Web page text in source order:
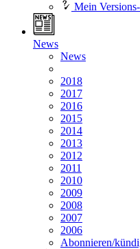
Mein
News
News
2018
2017
2016
2015
2014
2013
2012
2011
2010
2009
2008
2007
2006
Abonnieren/